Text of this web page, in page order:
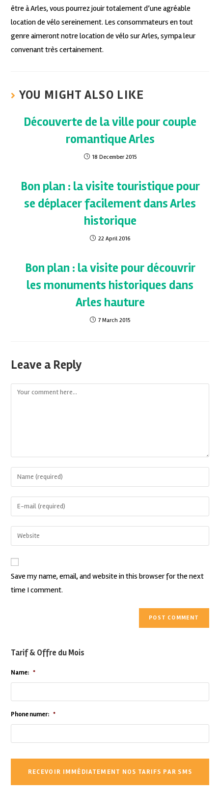
être à Arles, vous pourrez jouir totalement d’une agréable
location de vélo sereinement. Les consommateurs en tout
genre aimeront notre location de vélo sur Arles, sympa leur
convenant très certainement.
YOU MIGHT ALSO LIKE
Découverte de la ville pour couple
romantique Arles
18 December 2015
Bon plan : la visite touristique pour
se déplacer facilement dans Arles
historique
22 April 2016
Bon plan : la visite pour découvrir
les monuments historiques dans
Arles hauture
7 March 2015
Leave a Reply
Save my name, email, and website in this browser for the next
time I comment.
Tarif & Offre du Mois
Name: *
Phone numer: *